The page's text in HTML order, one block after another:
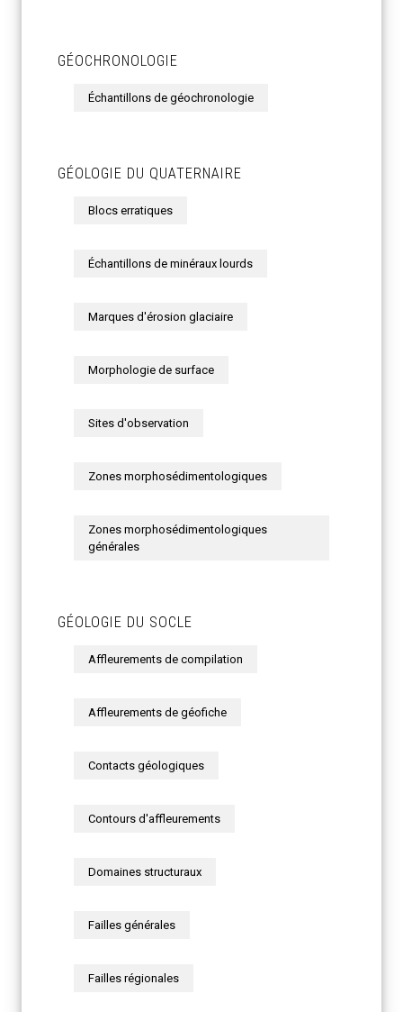
GÉOCHRONOLOGIE
Échantillons de géochronologie
GÉOLOGIE DU QUATERNAIRE
Blocs erratiques
Échantillons de minéraux lourds
Marques d'érosion glaciaire
Morphologie de surface
Sites d'observation
Zones morphosédimentologiques
Zones morphosédimentologiques
générales
GÉOLOGIE DU SOCLE
Affleurements de compilation
Affleurements de géofiche
Contacts géologiques
Contours d'affleurements
Domaines structuraux
Failles générales
Failles régionales